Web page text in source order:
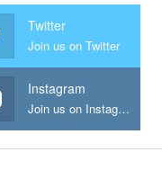
Twitter
Join us on Twitter
Instagram
Join us on Instagram